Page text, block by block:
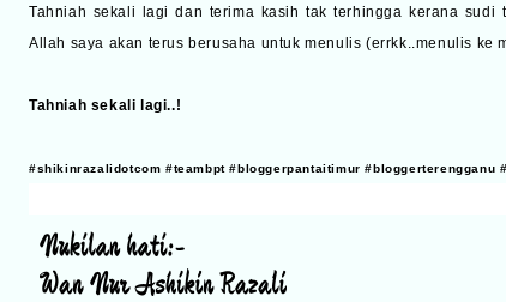
Tahniah sekali lagi dan terima kasih tak terhingga kerana
Allah saya akan terus berusaha untuk menulis (errkk..menulis ke
Tahniah sekali lagi..!
#shikinrazalidotcom #teambpt #bloggerpantaitimur #bloggerterengganu